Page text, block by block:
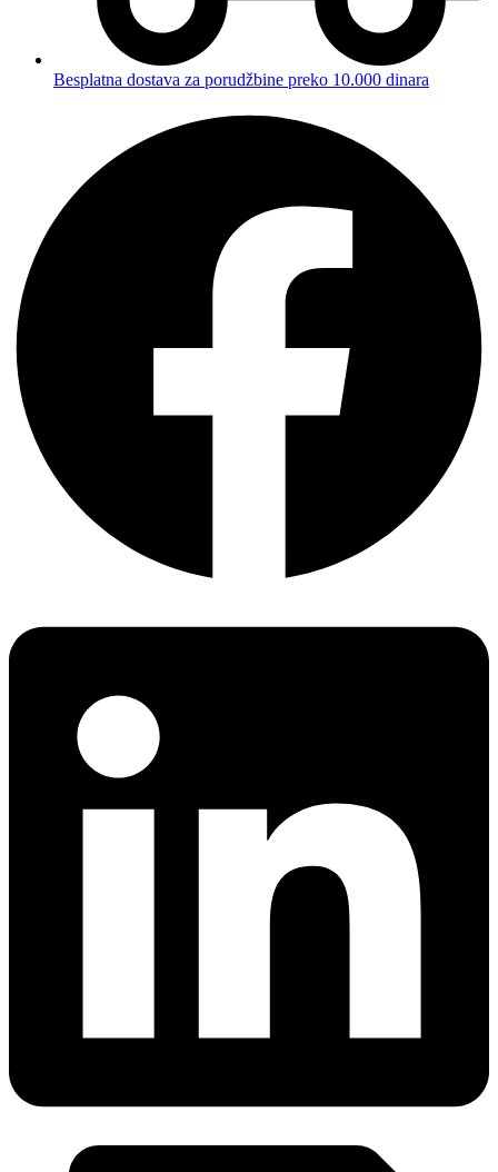
Besplatna dostava za porudžbine preko 10.000 dinara